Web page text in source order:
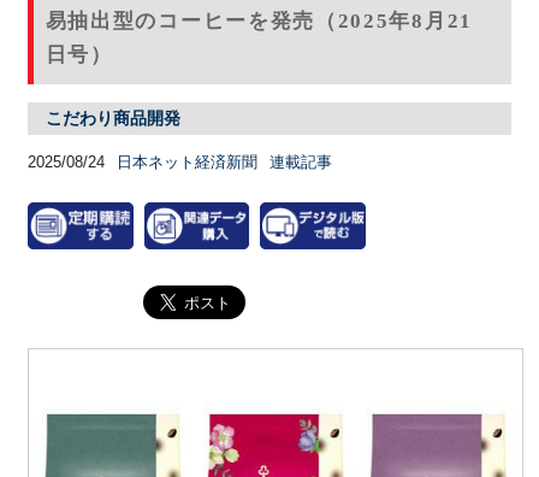
易抽出型のコーヒーを発売（2025年8月21
日号）
こだわり商品開発
2025/08/24 日本ネット経済新聞 連載記事